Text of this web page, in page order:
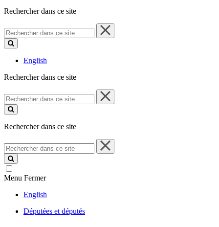
Rechercher dans ce site
Rechercher
dans
ce
English
Rechercher dans ce site
Rechercher
dans
ce
Rechercher dans ce site
Rechercher
dans
ce
site
Menu Fermer
English
Députées et députés